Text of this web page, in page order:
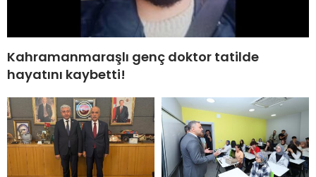
Kahramanmaraşlı genç doktor tatilde
hayatını kaybetti!